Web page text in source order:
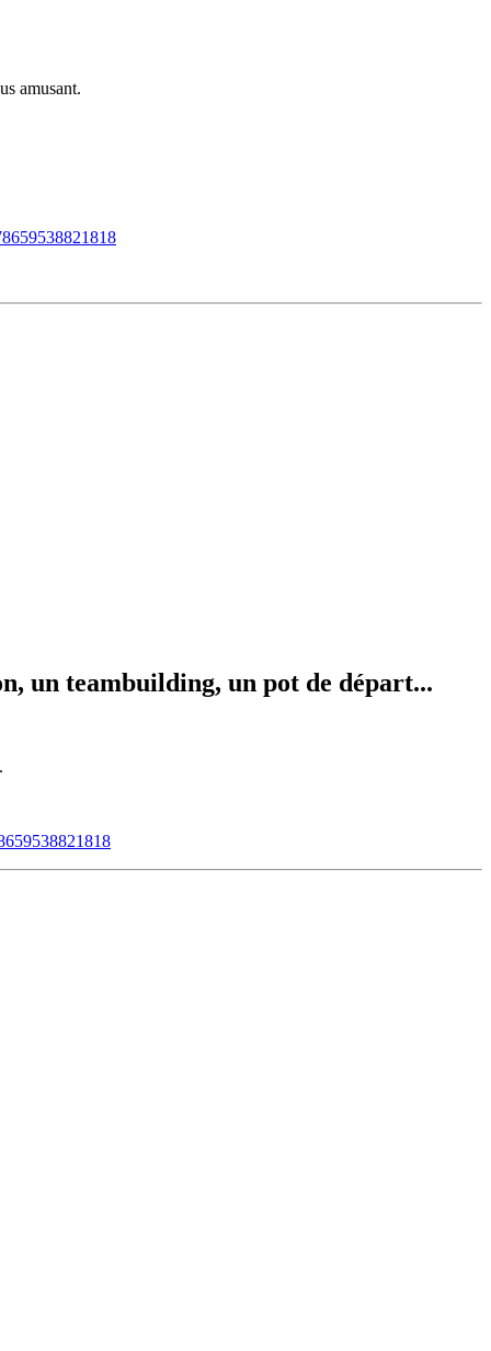
amusant.
un teambuilding, un pot de départ...